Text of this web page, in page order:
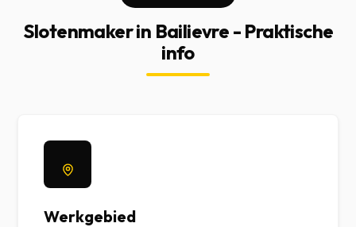
Slotenmaker in Bailievre - Praktische
info
Werkgebied